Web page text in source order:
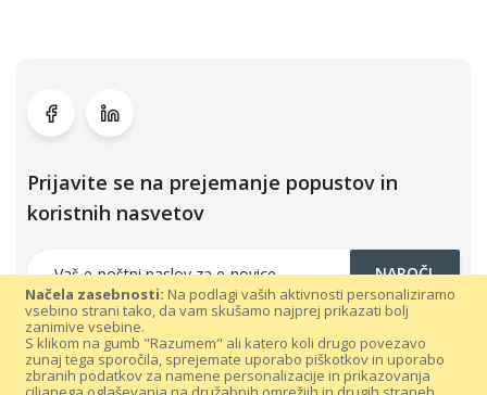
Načela zasebnosti: Na podlagi vaših aktivnosti personaliziramo
vsebino strani tako, da vam skušamo najprej prikazati bolj
zanimive vsebine.
S klikom na gumb "Razumem" ali katero koli drugo povezavo
zunaj tega sporočila, sprejemate uporabo piškotkov in uporabo
zbranih podatkov za namene personalizacije in prikazovanja
Prijavite se na prejemanje popustov in
koristnih nasvetov
NAROČI